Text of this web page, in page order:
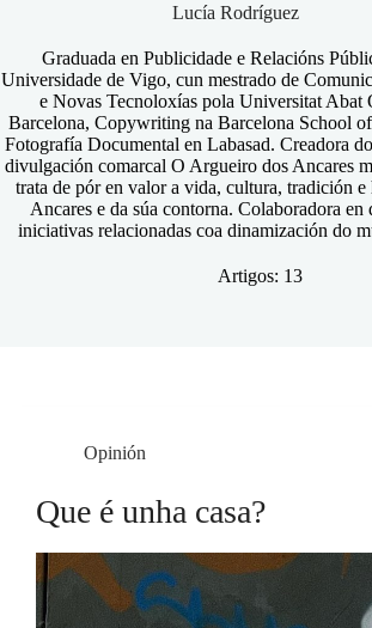
Lucía Rodríguez
Graduada en Publicidade e Relacións
Universidade de Vigo, cun mestrado de
e Novas Tecnoloxías pola Universitat Abat
Barcelona, Copywriting na Barcelona School
Fotografía Documental en Labasad. Creadora
divulgación comarcal O Argueiro dos Ancares
trata de pór en valor a vida, cultura, tradición e
Ancares e da súa contorna. Colaboradora en
iniciativas relacionadas coa dinamización do
Artigos: 13
Opinión
Que é unha casa?